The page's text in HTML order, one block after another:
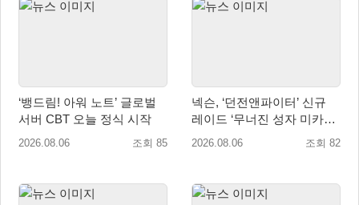
‘뱅드림! 아워 노트’ 글로벌
서버 CBT 오늘 정식 시작
2026.08.06 조회 85
넥슨, ‘던전앤파이터’ 신규
레이드 ‘무너진 성자 미카엘
라’ 업데이트!
2026.08.06 조회 82